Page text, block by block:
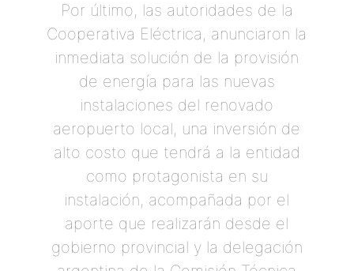
Por último, las autoridades de la
Cooperativa Eléctrica, anunciaron la
inmediata solución de la provisión
de energía para las nuevas
instalaciones del renovado
aeropuerto local, una inversión de
alto costo que tendrá a la entidad
como protagonista en su
instalación, acompañada por el
aporte que realizarán desde el
gobierno provincial y la delegación